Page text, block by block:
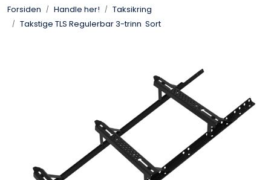
Forsiden Handle her!
Taksikring
Takstige TLS Regulerbar 3-trinn Sort
Handle her!